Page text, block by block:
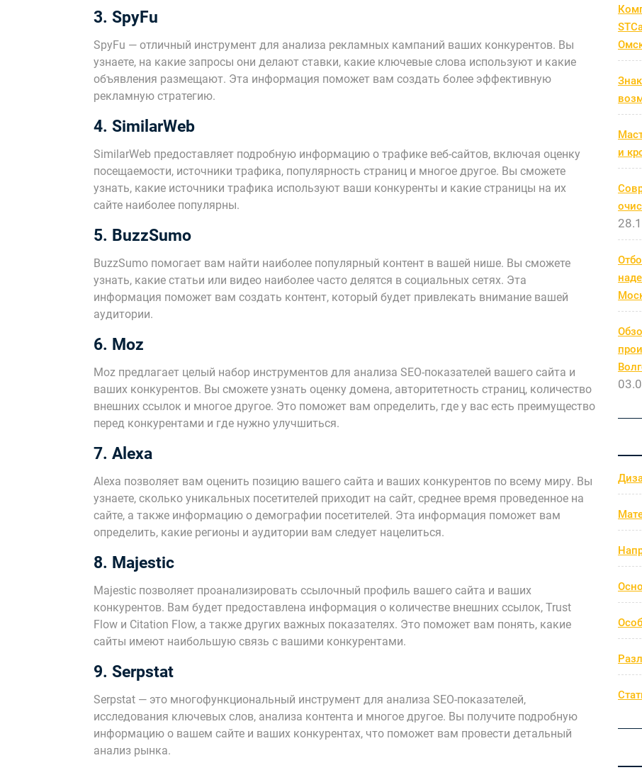
3. SpyFu
SpyFu — отличный инструмент для анализа рекламных кампаний ваших конкурентов. Вы
узнаете, на какие запросы они делают ставки, какие ключевые слова используют и какие
объявления размещают. Эта информация поможет вам создать более эффективную
рекламную стратегию.
4. SimilarWeb
SimilarWeb предоставляет подробную информацию о трафике веб-сайтов, включая оценку
посещаемости, источники трафика, популярность страниц и многое другое. Вы сможете
узнать, какие источники трафика используют ваши конкуренты и какие страницы на их
сайте наиболее популярны.
5. BuzzSumo
BuzzSumo помогает вам найти наиболее популярный контент в вашей нише. Вы сможете
узнать, какие статьи или видео наиболее часто делятся в социальных сетях. Эта
информация поможет вам создать контент, который будет привлекать внимание вашей
аудитории.
6. Moz
Moz предлагает целый набор инструментов для анализа SEO-показателей вашего сайта и
ваших конкурентов. Вы сможете узнать оценку домена, авторитетность страниц, количество
внешних ссылок и многое другое. Это поможет вам определить, где у вас есть преимущество
перед конкурентами и где нужно улучшиться.
7. Alexa
Alexa позволяет вам оценить позицию вашего сайта и ваших конкурентов по всему миру. Вы
узнаете, сколько уникальных посетителей приходит на сайт, среднее время проведенное на
сайте, а также информацию о демографии посетителей. Эта информация поможет вам
определить, какие регионы и аудитории вам следует нацелиться.
8. Majestic
Majestic позволяет проанализировать ссылочный профиль вашего сайта и ваших
конкурентов. Вам будет предоставлена информация о количестве внешних ссылок, Trust
Flow и Citation Flow, а также других важных показателях. Это поможет вам понять, какие
сайты имеют наибольшую связь с вашими конкурентами.
9. Serpstat
Serpstat — это многофункциональный инструмент для анализа SEO-показателей,
исследования ключевых слов, анализа контента и многое другое. Вы получите подробную
информацию о вашем сайте и ваших конкурентах, что поможет вам провести детальный
анализ рынка.
и